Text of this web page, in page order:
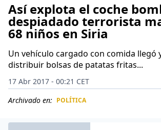
Así explota el coche
despiadado terrorista
68 niños en Siria
Un vehículo cargado con comida llegó
distribuir bolsas de patatas fritas...
17 Abr 2017 - 00:21 CET
Archivado en: POLÍTICA